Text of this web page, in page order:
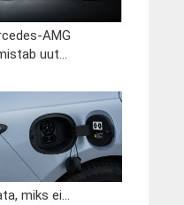
AMG
uut...
miks ei...